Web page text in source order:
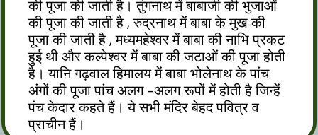
की पूजा की जाती है। तुंगनाथ में बाबाजी की भुजाओं
की पूजा की जाती है , रुद्रनाथ में बाबा के मुख की
पूजा की जाती है , मध्यमहेश्वर में बाबा की नाभि प्रकट
हुई थी और कल्पेश्वर में बाबा की जटाओं की पूजा होती
है। यानि गढ़वाल हिमालय में बाबा भोलेनाथ के पांच
अंगों की पूजा पांच अलग -अलग रूपों में होती है जिन्हें
पंच केदार कहते हैं। ये सभी मंदिर बेहद पवित्र व
प्राचीन हैं।